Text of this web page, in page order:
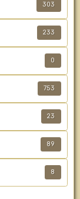
303
233
0
753
23
89
8